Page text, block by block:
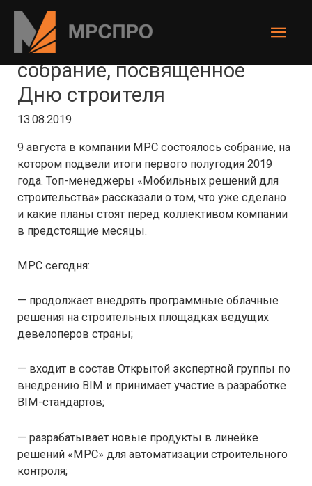
содержимому
МРС провели полугодовое
собрание, посвященное
Дню строителя
13.08.2019
9 августа в компании МРС состоялось собрание, на
котором подвели итоги первого полугодия 2019
года. Топ-менеджеры «Мобильных решений для
строительства» рассказали о том, что уже сделано
и какие планы стоят перед коллективом компании
в предстоящие месяцы.
МРС сегодня:
— продолжает внедрять программные облачные
решения на строительных площадках ведущих
девелоперов страны;
— входит в состав Открытой экспертной группы по
внедрению BIM и принимает участие в разработке
BIM-стандартов;
— разрабатывает новые продукты в линейке
решений «МРС» для автоматизации строительного
контроля;